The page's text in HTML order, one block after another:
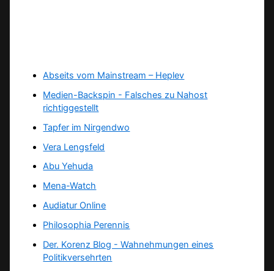
Abseits vom Mainstream – Heplev
Medien-Backspin - Falsches zu Nahost
richtiggestellt
Tapfer im Nirgendwo
Vera Lengsfeld
Abu Yehuda
Mena-Watch
Audiatur Online
Philosophia Perennis
Der. Korenz Blog - Wahnehmungen eines
Politikversehrten